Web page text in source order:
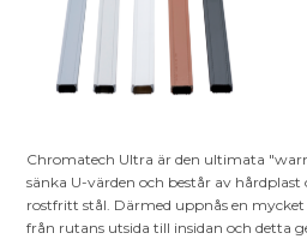
Chromatech Ultra är den ultimata
sänka U-värden och består av
rostfritt stål. Därmed uppnås en
från rutans utsida till insidan och detta